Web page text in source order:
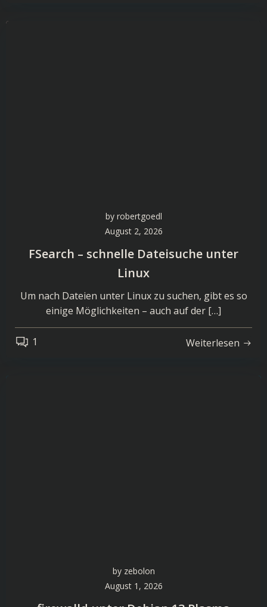
by robertgoedl
August 2, 2026
FSearch – schnelle Dateisuche unter
Linux
Um nach Dateien unter Linux zu suchen, gibt es so
einige Möglichkeiten – auch auf der […]
1 Weiterlesen
by zebolon
August 1, 2026